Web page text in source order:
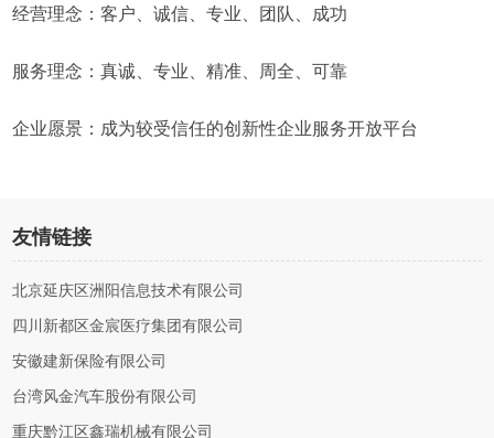
经营理念：客户、诚信、专业、团队、成功
服务理念：真诚、专业、精准、周全、可靠
企业愿景：成为较受信任的创新性企业服务开放平台
友情链接
北京延庆区洲阳信息技术有限公司
四川新都区金宸医疗集团有限公司
安徽建新保险有限公司
台湾风金汽车股份有限公司
重庆黔江区鑫瑞机械有限公司